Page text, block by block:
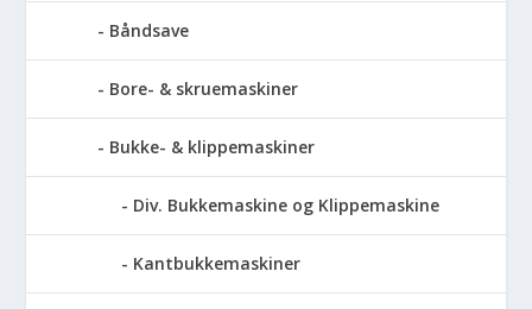
Båndsave
Bore- & skruemaskiner
Bukke- & klippemaskiner
Div. Bukkemaskine og Klippemaskine
Kantbukkemaskiner